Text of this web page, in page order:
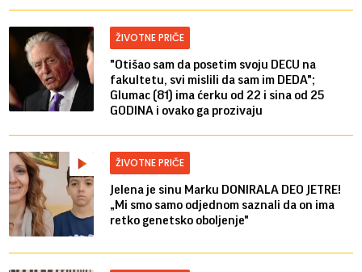
ŽIVOTNE PRIČE
"Otišao sam da posetim svoju DECU na
fakultetu, svi mislili da sam im DEDA";
Glumac (81) ima ćerku od 22 i sina od 25
GODINA i ovako ga prozivaju
ŽIVOTNE PRIČE
Jelena je sinu Marku DONIRALA DEO JETRE!
„Mi smo samo odjednom saznali da on ima
retko genetsko oboljenje"